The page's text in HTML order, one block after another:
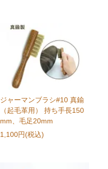
ジャーマンブラシ#10 真鍮
（起毛革用） 持ち手長150
mm、毛足20mm
1,100円(税込)